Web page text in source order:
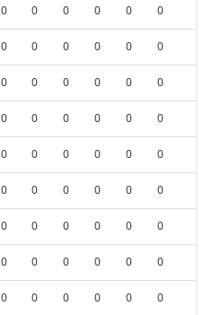
sitemizin daha işlevsel
ve sizlere yönelik
yapılması, amaçlarıyla
kullanılacaktır.
aşağıda yer alan panel
Çerezlere ilişkin detaylı bilgi
Kanunu uyarınca
okumak ve sitemizde
çerezlerle ilgili bilgi